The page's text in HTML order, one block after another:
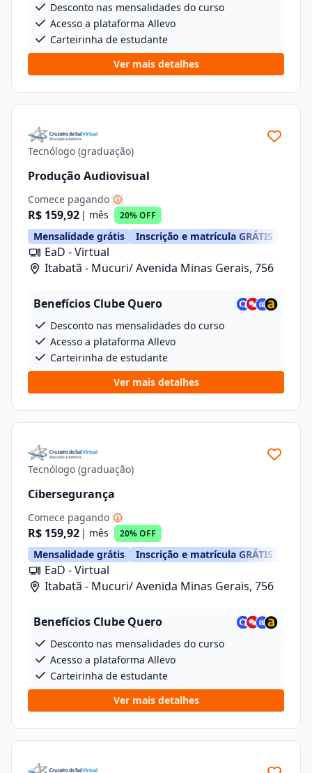
Desconto nas mensalidades do curso
Acesso a plataforma Allevo
Carteirinha de estudante
Ver mais detalhes
Tecnólogo (graduação)
Produção Audiovisual
Comece pagando
R$ 159,92 | mês 20% OFF
Mensalidade grátis Inscrição e matrícula GRÁTIS
EaD - Virtual
Itabatã - Mucuri/ Avenida Minas Gerais, 756
Benefícios Clube Quero
Desconto nas mensalidades do curso
Acesso a plataforma Allevo
Carteirinha de estudante
Ver mais detalhes
Tecnólogo (graduação)
Cibersegurança
Comece pagando
R$ 159,92 | mês 20% OFF
Mensalidade grátis Inscrição e matrícula GRÁTIS
EaD - Virtual
Itabatã - Mucuri/ Avenida Minas Gerais, 756
Benefícios Clube Quero
Desconto nas mensalidades do curso
Acesso a plataforma Allevo
Carteirinha de estudante
Ver mais detalhes